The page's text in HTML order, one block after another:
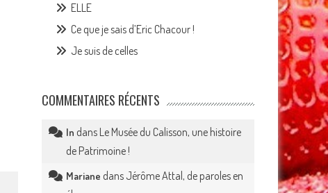
ELLE
Ce que je sais d’Eric Chacour !
Je suis de celles
COMMENTAIRES RÉCENTS
In dans Le Musée du Calisson, une histoire
de Patrimoine !
Mariane dans Jérôme Attal, de paroles en